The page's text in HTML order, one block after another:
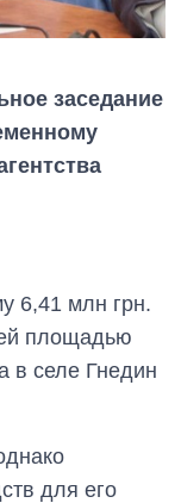
заседание
6,41 млн грн.
площадью
в селе Гнедин
для его
Как за 10 лет
количество
поступающих в